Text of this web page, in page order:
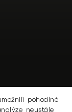
pohodlné
neustále